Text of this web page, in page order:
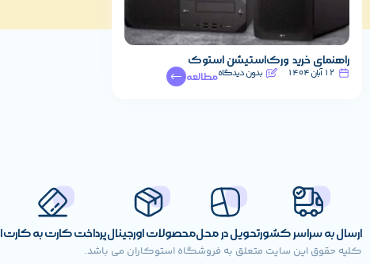
راهنمای خرید ورک‌استیشن استوک
12 آبان 1404 بدون دیدگاهمطالعه
ارسال به سراسر کشورتحویل در محلمحصولات اورجینالپرداخت کارت به کارت1 ماه ضمانت
کلیه حقوق این سایت متعلق به فروشگاه استوکاران می باشد.